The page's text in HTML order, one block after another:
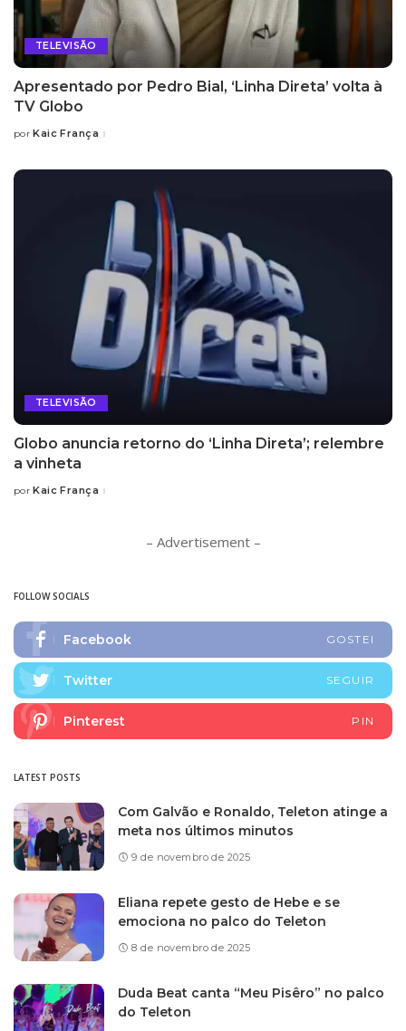
TELEVISÃO
Apresentado por Pedro Bial, ‘Linha Direta’ volta à
TV Globo
Posted
por Kaic França
TELEVISÃO
Globo anuncia retorno do ‘Linha Direta’; relembre
a vinheta
Posted
por Kaic França
– Advertisement –
FOLLOW SOCIALS
Facebook GOSTEI
Twitter SEGUIR
Pinterest PIN
LATEST POSTS
Com Galvão e Ronaldo, Teleton atinge a
meta nos últimos minutos
9 de novembro de 2025
Eliana repete gesto de Hebe e se
emociona no palco do Teleton
8 de novembro de 2025
Duda Beat canta “Meu Pisêro” no palco
do Teleton